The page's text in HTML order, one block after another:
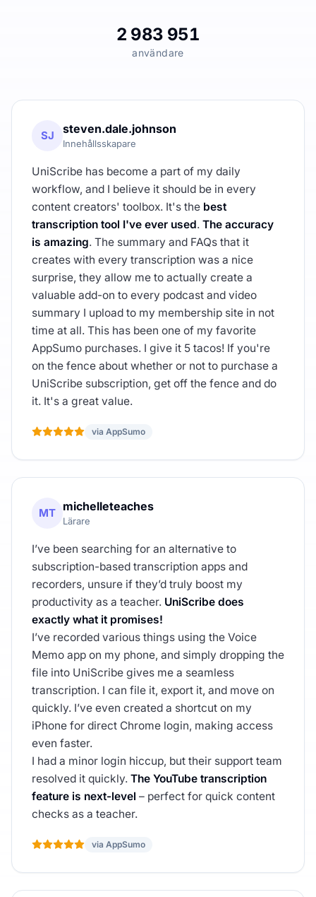
2 983 951
användare
SJ steven.dale.johnson
Innehållsskapare
UniScribe has become a part of my daily
workflow, and I believe it should be in every
content creators' toolbox. It's the best
transcription tool I've ever used. The accuracy
is amazing. The summary and FAQs that it
creates with every transcription was a nice
surprise, they allow me to actually create a
valuable add-on to every podcast and video
summary I upload to my membership site in not
time at all. This has been one of my favorite
AppSumo purchases. I give it 5 tacos! If you're
on the fence about whether or not to purchase a
UniScribe subscription, get off the fence and do
it. It's a great value.
via AppSumo
MT michelleteaches
Lärare
I’ve been searching for an alternative to
subscription-based transcription apps and
recorders, unsure if they’d truly boost my
productivity as a teacher. UniScribe does
exactly what it promises!
I’ve recorded various things using the Voice
Memo app on my phone, and simply dropping the
file into UniScribe gives me a seamless
transcription. I can file it, export it, and move on
quickly. I’ve even created a shortcut on my
iPhone for direct Chrome login, making access
even faster.
I had a minor login hiccup, but their support team
resolved it quickly. The YouTube transcription
feature is next-level – perfect for quick content
checks as a teacher.
via AppSumo